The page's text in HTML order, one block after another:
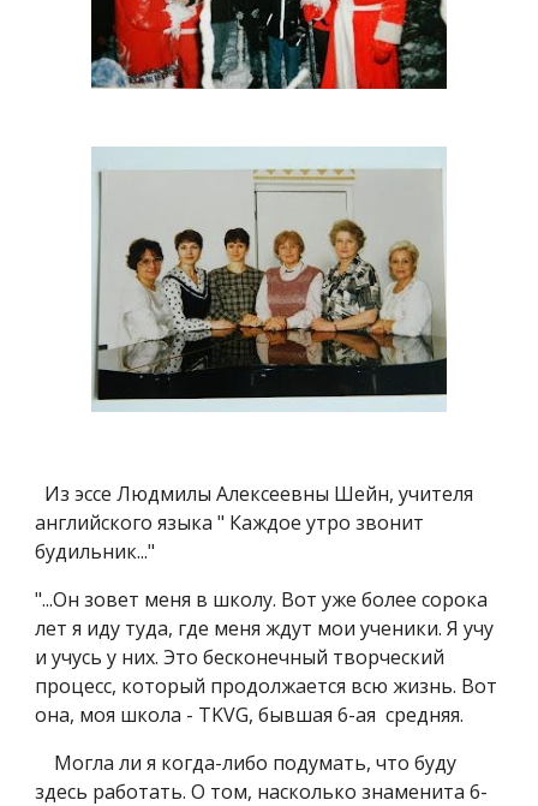
Из эссе Людмилы Алексеевны Шейн, учителя
английского языка " Каждое утро звонит
будильник..."
"...Он зовет меня в школу. Вот уже более сорока
лет я иду туда, где меня ждут мои ученики. Я учу
и учусь у них. Это бесконечный творческий
процесс, который продолжается всю жизнь. Вот
она, моя школа - TKVG, бывшая 6-ая средняя.
Могла ли я когда-либо подумать, что буду
здесь работать. О том, насколько знаменита 6-